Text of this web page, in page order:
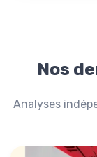
Nos
Analyses